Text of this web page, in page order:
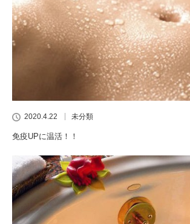
2020.4.22 未分類
免疫UPに温活！！